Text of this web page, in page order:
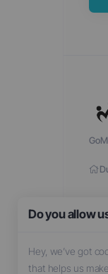
Do you allow
Hey, we’ve got
that helps us